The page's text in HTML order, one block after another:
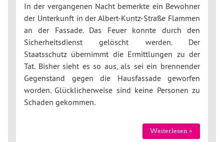
In der vergangenen Nacht bemerkte ein Bewohner
der Unterkunft in der Albert-Kuntz-Straße Flammen
an der Fassade. Das Feuer konnte durch den
Sicherheitsdienst gelöscht werden. Der
Staatsschutz übernimmt die Ermittlungen zu der
Tat. Bisher sieht es so aus, als sei ein brennender
Gegenstand gegen die Hausfassade geworfen
worden. Glücklicherweise sind keine Personen zu
Schaden gekommen.
Weiterlesen »